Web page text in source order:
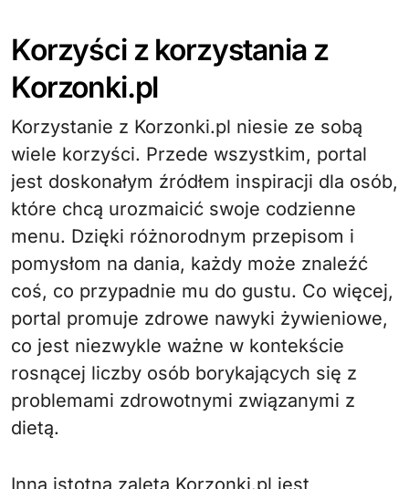
Korzyści z korzystania z
Korzonki.pl
Korzystanie z Korzonki.pl niesie ze sobą
wiele korzyści. Przede wszystkim, portal
jest doskonałym źródłem inspiracji dla osób,
które chcą urozmaicić swoje codzienne
menu. Dzięki różnorodnym przepisom i
pomysłom na dania, każdy może znaleźć
coś, co przypadnie mu do gustu. Co więcej,
portal promuje zdrowe nawyki żywieniowe,
co jest niezwykle ważne w kontekście
rosnącej liczby osób borykających się z
problemami zdrowotnymi związanymi z
dietą.
Inną istotną zaletą Korzonki.pl jest